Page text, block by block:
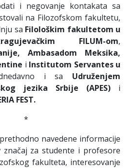
i negovanje kontakata sa
na Filozofskom fakultetu,
sa Filološkim fakultetom u
FILUM-om,
Ambasadom Meksika,
i Institutom Servantes u
i sa Udruženjem
jezika Srbije (APES) i
FEST.
*
navedene informacije
za studente i profesore
fakulteta, interesovanje